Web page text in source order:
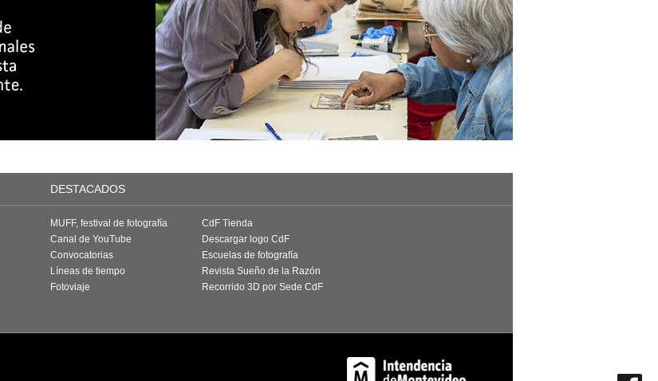
DESTACADOS
MUFF, festival de fotografía
Canal de YouTube
Convocatorias
Líneas de tiempo
Fotoviaje
CdF Tienda
Descargar logo CdF
Escuelas de fotografía
Revista Sueño de la Razón
Recorrido 3D por Sede CdF